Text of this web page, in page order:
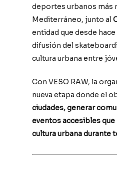
deportes urbanos más
Mediterráneo, junto al
entidad que desde
difusión del
cultura urbana entre
Con VESO RAW, la
nueva etapa donde el
ciudades, generar
eventos accesibles que
cultura urbana durante